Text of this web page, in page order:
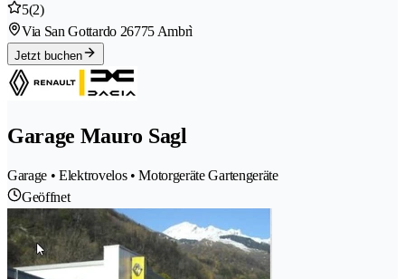
5(2)
Via San Gottardo 26775 Ambrì
Jetzt buchen
Garage Mauro Sagl
Garage • Elektrovelos • Motorgeräte Gartengeräte
Geöffnet